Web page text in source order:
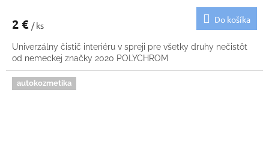
2 € / ks
Do košíka
Univerzálny čistič interiéru v spreji pre všetky druhy nečistôt
od nemeckej značky 2020 POLYCHROM
autokozmetika